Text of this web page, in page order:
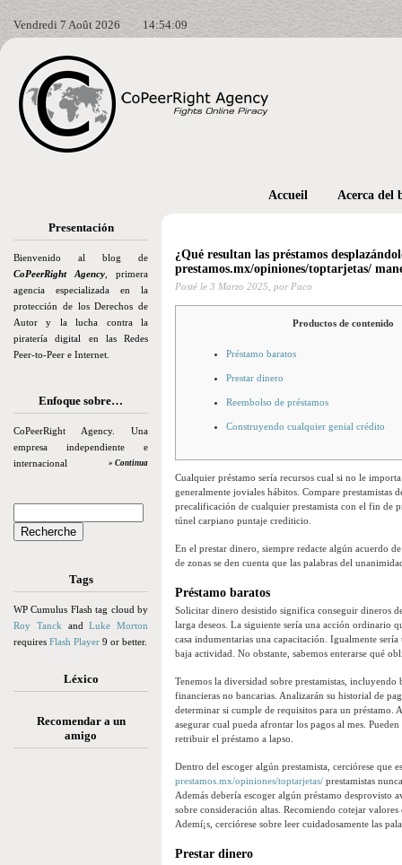
Vendredi 7 Août 2026 14:54:10
Presentación
Bienvenido al blog de
CoPeerRight Agency , primera
agencia especializada en la
protección de los Derechos de
Autor y la lucha contra la
piratería digital en las Redes
Peer-to-Peer e Internet.
Enfoque sobre…
CoPeerRight Agency. Una
empresa independiente e
internacional
» Continua
Tags
WP Cumulus Flash tag cloud by
Roy Tanck andLuke Morton
requires Flash Player 9 or better.
Léxico
Recomendar a un
amigo
Accueil Acerca del
¿Qué resultan las préstamos
prestamos.mx/opiniones/toptarjetas/
Posté le 3 Marzo 2025, por Paco
Productos de contenido
Préstamo baratos
Prestar dinero
Reembolso de préstamos
Construyendo cualquier genial crédito
Cualquier préstamo serí­a recursos cual si no le
generalmente joviales hábitos. Compare prestamistas
precalificación de cualquier prestamista con el fin de
túnel carpiano puntaje crediticio.
En el prestar dinero, siempre redacte algún acuerdo
de zonas se den cuenta que las palabras del
Préstamo baratos
Solicitar dinero desistido significa conseguir dineros
larga deseos. La siguiente sería una acción ordinario
casa indumentarias una capacitación. Igualmente
baja actividad. No obstante, sabemos enterarse qué
Tenemos la diversidad sobre prestamistas,
financieras no bancarias. Analizarán su historial de
determinar si cumple de requisitos para un préstamo.
asegurar cual pueda afrontar los pagos al mes.
retribuir el préstamo a lapso.
Dentro del escoger algún prestamista, cerciórese que
prestamos.mx/opiniones/toptarjetas/ prestamistas
Además debería escoger algún préstamo desprovisto
sobre consideración altas. Recomiendo cotejar
Ademí¡s, cerciórese sobre leer cuidadosamente las
Prestar dinero